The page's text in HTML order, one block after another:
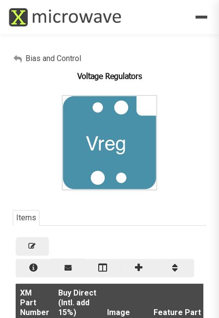
Bias and Control
Voltage Regulators
Items
XM
Part
Number
Buy Direct
(Intl. add
15%)
Image
Feature Part